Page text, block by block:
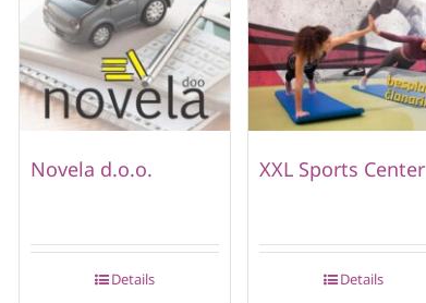
Novela d.o.o.
Details
XXL Sports Center
Details